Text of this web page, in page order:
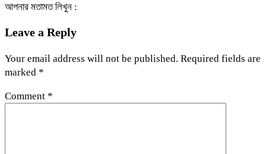
আপনার মতামত লিখুন :
Leave a Reply
Your email address will not be published. Required fields are
marked *
Comment *